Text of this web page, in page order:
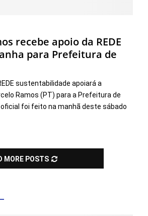
recebe apoio da REDE
para Prefeitura de
sustentabilidade apoiará a
Ramos (PT) para a Prefeitura de
oficial foi feito na manhã deste sábado
MORE POSTS